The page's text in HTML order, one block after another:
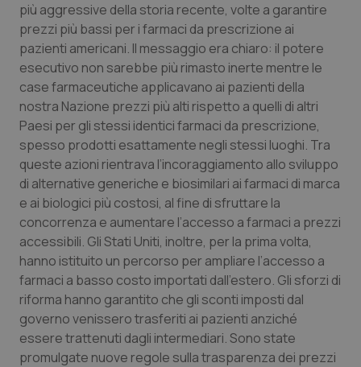
Sicilia
Toscana
Umbria
Valle D’Aosta
Veneto
Neuroscienze & patologie neurodegenerative
Obesità
Oftalmologia
Oncodermatologia
Oncoematologia
Oncologia & Nutrizione
Psoriasi & pelle
Quotidiano Cardiologia
Quotidiano Chirurgia
più aggressive della storia recente, volte a garantire
prezzi più bassi per i farmaci da prescrizione ai
pazienti americani. Il messaggio era chiaro: il potere
esecutivo non sarebbe più rimasto inerte mentre le
case farmaceutiche applicavano ai pazienti della
nostra Nazione prezzi più alti rispetto a quelli di altri
Paesi per gli stessi identici farmaci da prescrizione,
spesso prodotti esattamente negli stessi luoghi. Tra
queste azioni rientrava l’incoraggiamento allo sviluppo
di alternative generiche e biosimilari ai farmaci di marca
e ai biologici più costosi, al fine di sfruttare la
concorrenza e aumentare l’accesso a farmaci a prezzi
accessibili. Gli Stati Uniti, inoltre, per la prima volta,
hanno istituito un percorso per ampliare l’accesso a
farmaci a basso costo importati dall’estero. Gli sforzi di
riforma hanno garantito che gli sconti imposti dal
governo venissero trasferiti ai pazienti anziché
essere trattenuti dagli intermediari.Sono state
promulgate nuove regole sulla trasparenza dei prezzi